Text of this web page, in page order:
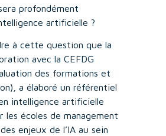
profondément
artificielle ?
à cette question que la
avec la CEFDG
des formations et
a élaboré un référentiel
intelligence artificielle
les écoles de management
enjeux de l’IA au sein